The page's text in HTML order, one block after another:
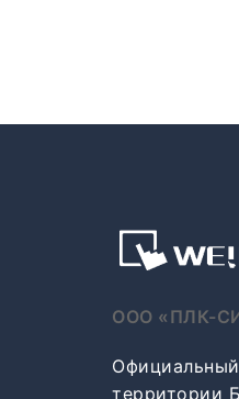
ООО «ПЛК-
территории